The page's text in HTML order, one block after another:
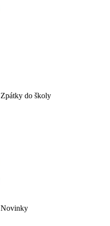
Zpátky do školy
Novinky